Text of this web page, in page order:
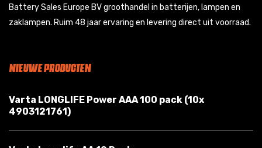
Battery Sales Europe BV groothandel in batterijen, lampen en
zaklampen. Ruim 48 jaar ervaring en levering direct uit voorraad.
NIEUWE PRODUCTEN
Varta LONGLIFE Power AAA 100 pack (10x
4903121761)